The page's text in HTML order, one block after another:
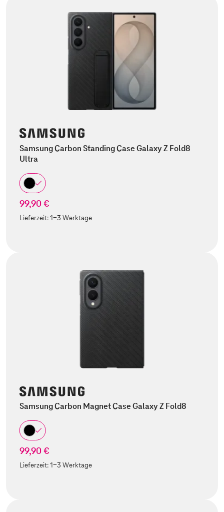
Samsung Carbon Standing Case Galaxy Z Fold8
Ultra
99,90 €
Lieferzeit:1-3 Werktage
Samsung Carbon Magnet Case Galaxy Z Fold8
99,90 €
Lieferzeit:1-3 Werktage